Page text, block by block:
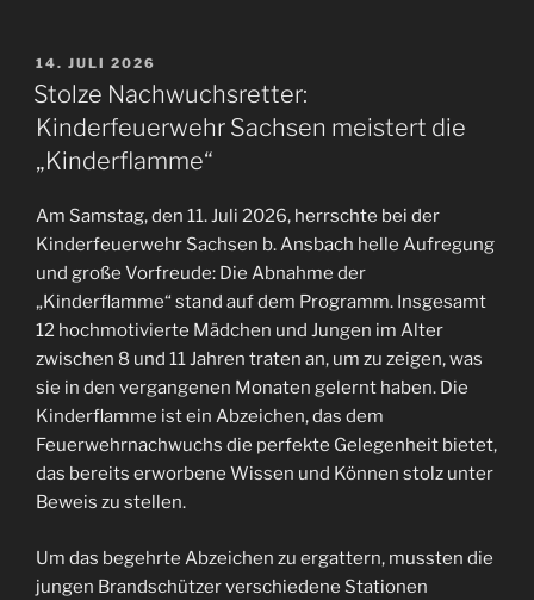
VERÖFFENTLICHT
AM
14. JULI 2026
Stolze Nachwuchsretter:
Kinderfeuerwehr Sachsen meistert die
„Kinderflamme“
Am Samstag, den 11. Juli 2026, herrschte bei der
Kinderfeuerwehr Sachsen b. Ansbach helle Aufregung
und große Vorfreude: Die Abnahme der
„Kinderflamme“ stand auf dem Programm. Insgesamt
12 hochmotivierte Mädchen und Jungen im Alter
zwischen 8 und 11 Jahren traten an, um zu zeigen, was
sie in den vergangenen Monaten gelernt haben. Die
Kinderflamme ist ein Abzeichen, das dem
Feuerwehrnachwuchs die perfekte Gelegenheit bietet,
das bereits erworbene Wissen und Können stolz unter
Beweis zu stellen.
Um das begehrte Abzeichen zu ergattern, mussten die
jungen Brandschützer verschiedene Stationen